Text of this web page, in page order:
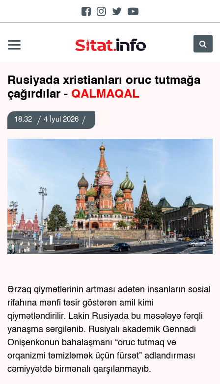
Rusiyada xristianları oruc tutmağa
çağırdılar - QALMAQAL
18:32 4 İyul 2026
Ərzaq qiymətlərinin artması adətən insanların sosial
rifahına mənfi təsir göstərən amil kimi
qiymətləndirilir. Lakin Rusiyada bu məsələyə fərqli
yanaşma sərgilənib. Rusiyalı akademik Gennadi
Onişenkonun bahalaşmanı “oruc tutmaq və
orqanizmi təmizləmək üçün fürsət” adlandırması
cəmiyyətdə birmənalı qarşılanmayıb.